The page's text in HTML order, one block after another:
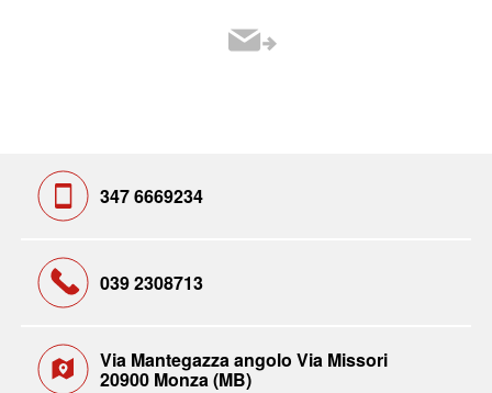
347 6669234
039 2308713
Via Mantegazza angolo Via Missori
20900 Monza (MB)